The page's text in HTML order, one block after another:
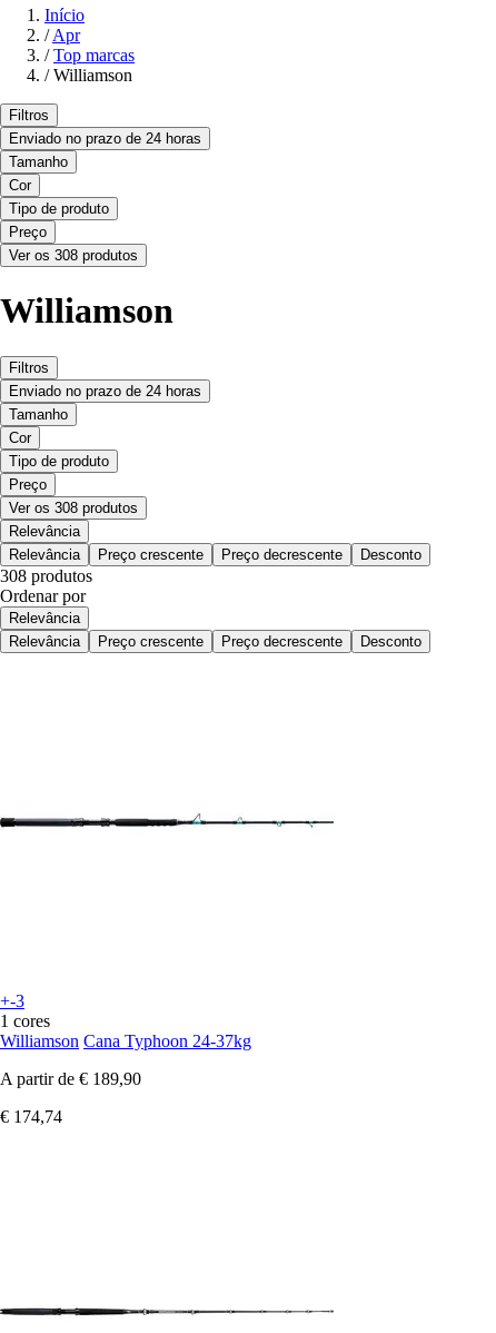
Início
/ Apr
/ Top marcas
/ Williamson
Filtros
Enviado no prazo de 24 horas
Tamanho
Cor
Tipo de produto
Preço
Ver os 308 produtos
Williamson
Filtros
Enviado no prazo de 24 horas
Tamanho
Cor
Tipo de produto
Preço
Ver os 308 produtos
Relevância
Relevância
Preço crescente Preço decrescente Desconto
308 produtos
Ordenar por
Relevância
Relevância
Preço crescente Preço decrescente Desconto
+-3
1 cores
Williamson Cana Typhoon 24-37kg
A partir de € 189,90
€ 174,74